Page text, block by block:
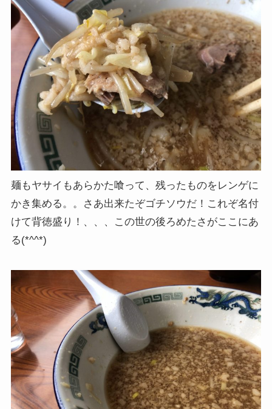
麺もヤサイもあらかた喰って、残ったものをレンゲに
かき集める。。さあ出来たぞゴチソウだ！これぞ名付
けて背徳盛り！、、、この世の後ろめたさがここにあ
る(*^^*)